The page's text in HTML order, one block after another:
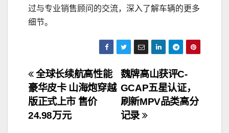
过与专业销售顾问的交流，深入了解车辆的更多
细节。
文
章
导
魏牌高山获评C-
GCAP五星认证，
刷新MPV品类高分
记录
全球长续航高性能
豪华皮卡 山海炮穿越
版正式上市 售价
24.98万元